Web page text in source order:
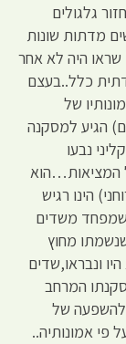
גלגולים
מדתות שונות
היה לא אחר
כלל..בעצם
של
הגיע למסקנה
נבעו
הינו רגיש
משדים
מחוץ
ונבראו,שדים
המרחב
להשפעה של
פי אמונותיה..